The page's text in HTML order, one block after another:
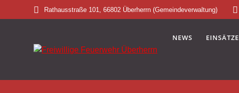
to
Rathausstraße 101, 66802 Überherrn (Gemeindeverwaltung)
NEWS EINSÄTZE